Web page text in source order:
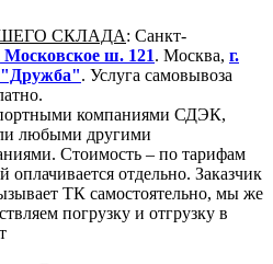
СКЛАДА: Санкт-
ш. 121. Москва, г.
. Услуга самовывоза
компаниями СДЭК,
любыми другими
Стоимость – по тарифам
оплачивается отдельно. Заказчик
ТК самостоятельно, мы же
погрузку и отгрузку в